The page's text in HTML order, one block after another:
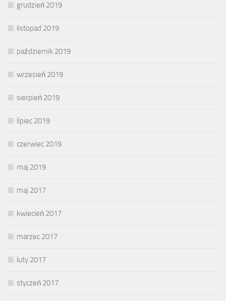
grudzień 2019
listopad 2019
październik 2019
wrzesień 2019
sierpień 2019
lipiec 2019
czerwiec 2019
maj 2019
maj 2017
kwiecień 2017
marzec 2017
luty 2017
styczeń 2017